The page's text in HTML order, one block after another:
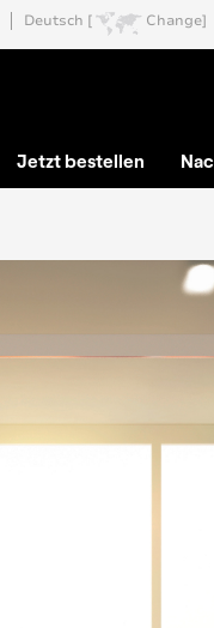
Deutsch [ Change]
Jetzt bestellen